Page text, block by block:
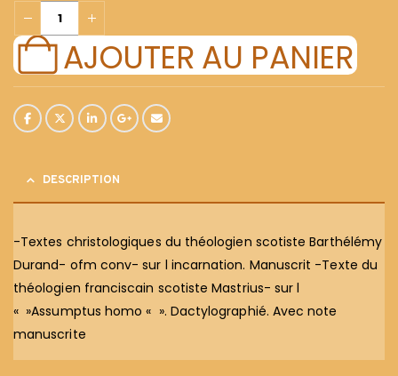
AJOUTER AU PANIER
DESCRIPTION
-Textes christologiques du théologien scotiste Barthélémy
Durand- ofm conv- sur l incarnation. Manuscrit -Texte du
théologien franciscain scotiste Mastrius- sur l
« »Assumptus homo « ». Dactylographié. Avec note
manuscrite